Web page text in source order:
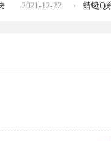
2021-12-22